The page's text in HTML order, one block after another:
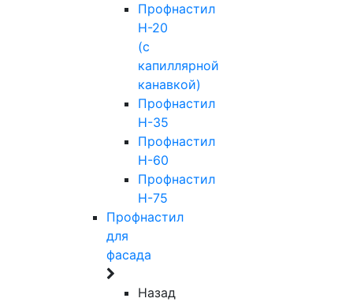
Профнастил
Н-20
(с
капиллярной
канавкой)
Профнастил
Н-35
Профнастил
Н-60
Профнастил
Н-75
Профнастил
для
фасада
Назад